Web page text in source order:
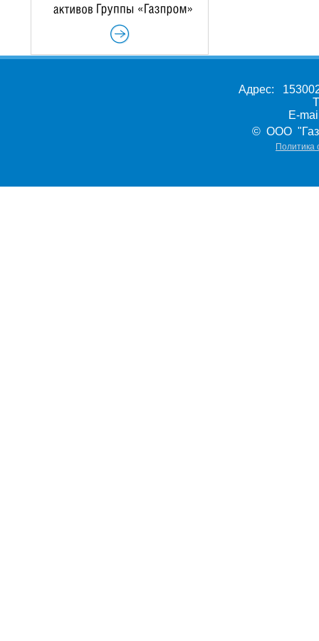
Адрес:
E-
© ООО
Политика